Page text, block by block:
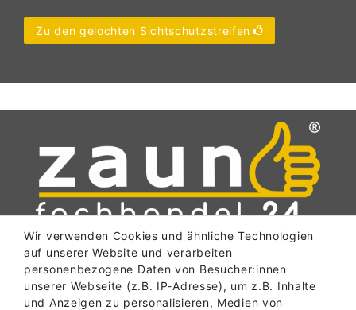
Zu den gelochten Sichtschutzstreifen
SERVICE
Wir verwenden Cookies und ähnliche Technologien
auf unserer Website und verarbeiten
personenbezogene Daten von Besucher:innen
unserer Webseite (z.B. IP-Adresse), um z.B. Inhalte
und Anzeigen zu personalisieren, Medien von